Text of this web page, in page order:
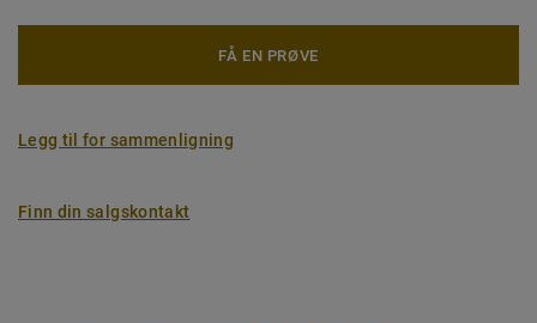
FÅ EN PRØVE
Legg til for sammenligning
Finn din salgskontakt